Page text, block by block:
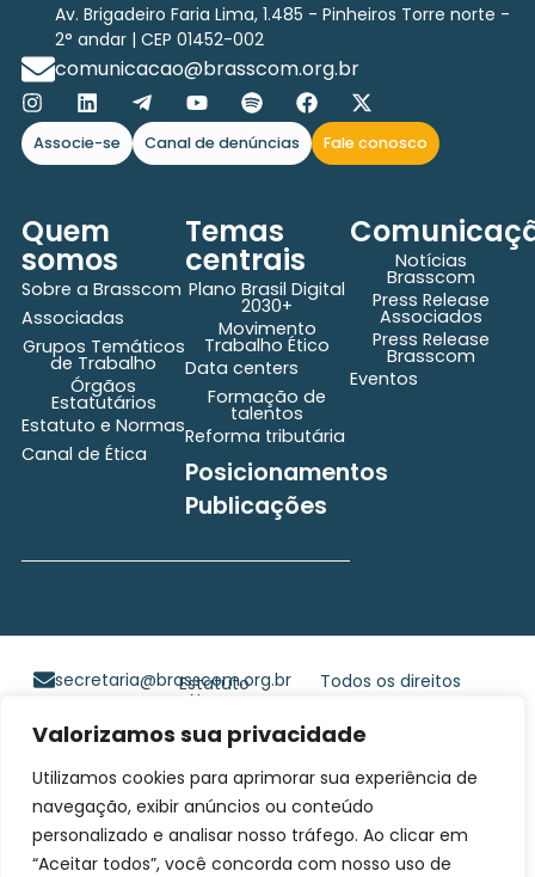
Valorizamos sua privacidade
Utilizamos cookies para aprimorar sua experiência de
navegação, exibir anúncios ou conteúdo
personalizado e analisar nosso tráfego. Ao clicar em
“Aceitar todos”, você concorda com nosso uso de
Av. Brigadeiro Faria Lima, 1.485 - Pinheiros Torre norte -
2° andar | CEP 01452-002
comunicacao@brasscom.org.br
Associe-se Canal de denúncias Fale conosco
Quem
somos
Sobre a Brasscom
Associadas
Grupos Temáticos
de Trabalho
Órgãos
Estatutários
Estatuto e Normas
Canal de Ética
Temas
centrais
Plano Brasil Digital
2030+
Movimento
Trabalho Ético
Data centers
Formação de
talentos
Reforma tributária
Posicionamentos
Publicações
Notícias
Brasscom
Press Release
Associados
Press Release
Brasscom
Eventos
Todos os direitos
BRASSCOM |
desenvolvido porGim
Digital
secretaria@brasscom.org.br
Estatuto
e Normas